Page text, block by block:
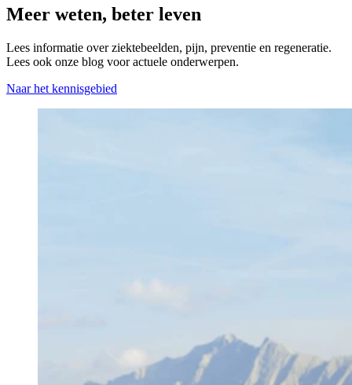
Meer weten, beter leven
Lees informatie over ziektebeelden, pijn, preventie en regeneratie.
Lees ook onze blog voor actuele onderwerpen.
Naar het kennisgebied